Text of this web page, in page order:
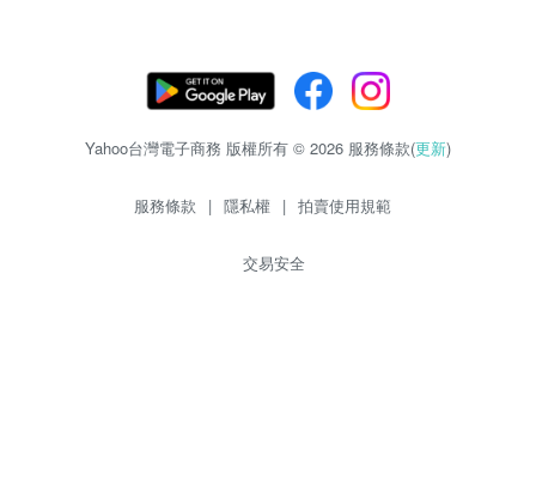
Yahoo台灣電子商務 版權所有 © 2026 服務條款(更新)
服務條款 | 隱私權 | 拍賣使用規範
交易安全